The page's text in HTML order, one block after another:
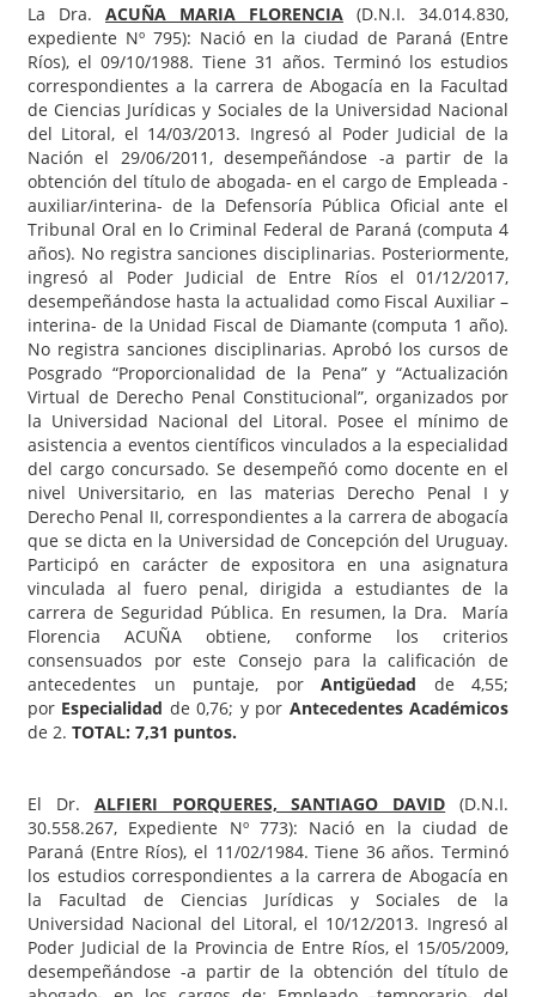
La Dra. ACUÑA MARIA FLORENCIA (D.N.I. 34.014.830,
expediente Nº 795): Nació en la ciudad de Paraná (Entre
Ríos), el 09/10/1988. Tiene 31 años. Terminó los estudios
correspondientes a la carrera de Abogacía en la Facultad
de Ciencias Jurídicas y Sociales de la Universidad Nacional
del Litoral, el 14/03/2013. Ingresó al Poder Judicial de la
Nación el 29/06/2011, desempeñándose -a partir de la
obtención del título de abogada- en el cargo de Empleada -
auxiliar/interina- de la Defensoría Pública Oficial ante el
Tribunal Oral en lo Criminal Federal de Paraná (computa 4
años). No registra sanciones disciplinarias. Posteriormente,
ingresó al Poder Judicial de Entre Ríos el 01/12/2017,
desempeñándose hasta la actualidad como Fiscal Auxiliar –
interina- de la Unidad Fiscal de Diamante (computa 1 año).
No registra sanciones disciplinarias. Aprobó los cursos de
Posgrado “Proporcionalidad de la Pena” y “Actualización
Virtual de Derecho Penal Constitucional”, organizados por
la Universidad Nacional del Litoral. Posee el mínimo de
asistencia a eventos científicos vinculados a la especialidad
del cargo concursado. Se desempeñó como docente en el
nivel Universitario, en las materias Derecho Penal I y
Derecho Penal II, correspondientes a la carrera de abogacía
que se dicta en la Universidad de Concepción del Uruguay.
Participó en carácter de expositora en una asignatura
vinculada al fuero penal, dirigida a estudiantes de la
carrera de Seguridad Pública. En resumen, la Dra. María
Florencia ACUÑA obtiene, conforme los criterios
consensuados por este Consejo para la calificación de
antecedentes un puntaje, por Antigüedad de 4,55;
por Especialidad de 0,76; y por Antecedentes Académicos
de 2. TOTAL: 7,31 puntos.
El Dr. ALFIERI PORQUERES, SANTIAGO DAVID
(D.N.I.
30.558.267, Expediente Nº 773): Nació en la ciudad de
Paraná (Entre Ríos), el 11/02/1984. Tiene 36 años. Terminó
los estudios correspondientes a la carrera de Abogacía en
la Facultad de Ciencias Jurídicas y Sociales de la
Universidad Nacional del Litoral, el 10/12/2013. Ingresó al
Poder Judicial de la Provincia de Entre Ríos, el 15/05/2009,
desempeñándose -a partir de la obtención del título de